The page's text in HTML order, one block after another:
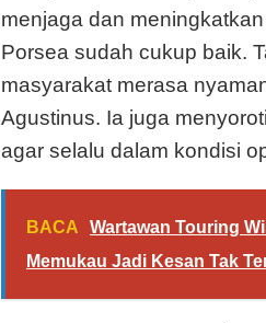
menjaga dan
Porsea sudah cukup baik.
masyarakat merasa
Agustinus. Ia juga
agar selalu dalam kondisi
BACA
Wartawan Touring
Memukau Jadi Kesan Tak